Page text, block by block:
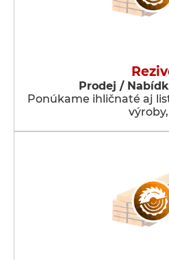
Prodej /
Ponúkame ihličnaté aj